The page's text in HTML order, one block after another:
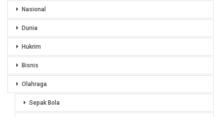
Nasional
Dunia
Hukrim
Bisnis
Olahraga
Sepak Bola